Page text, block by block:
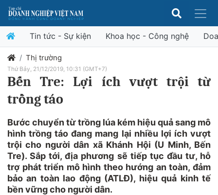
Tin tức - Sự kiện Khoa học - Công nghệ
Thị trường
Thứ Bảy, 21/12/2019, 10:31 (GMT+7)
Bến Tre: Lợi ích vượt trội từ
trồng táo
Bước chuyển từ trồng lúa kém hiệu quả sang mô
hình trồng táo đang mang lại nhiều lợi ích vượt
trội cho người dân xã Khánh Hội (U Minh, Bến
Tre). Sắp tới, địa phương sẽ tiếp tục đầu tư, hỗ
trợ phát triển mô hình theo hướng an toàn, đảm
bảo an toàn lao động (ATLĐ), hiệu quả kinh tế
bền vững cho người dân.